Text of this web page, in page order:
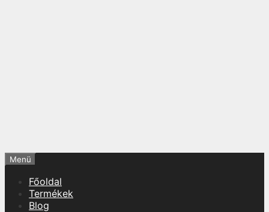
Menü
Főoldal
Termékek
Blog